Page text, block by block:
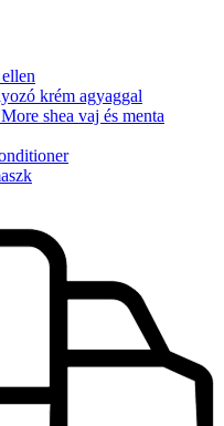
krém agyaggal
shea vaj és menta